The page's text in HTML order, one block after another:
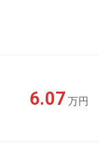
6.07万円